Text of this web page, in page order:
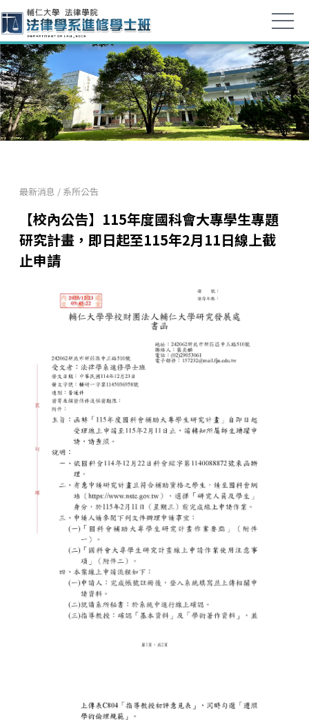
最新消息 / 系所公告
【校內公告】115年度國科會大專學生專題
研究計畫，即日起至115年2月11日線上截
止申請